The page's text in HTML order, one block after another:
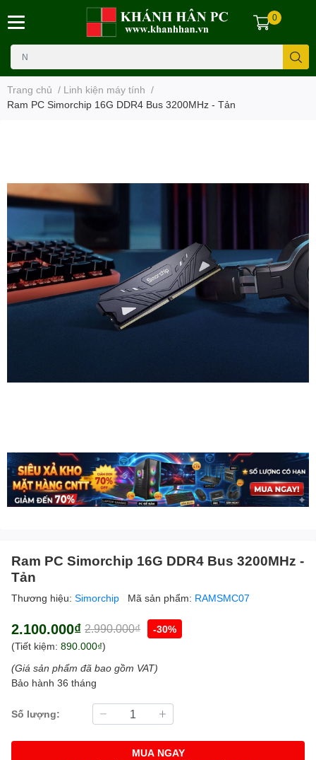
0
Trang chủ / Linh kiện máy tính /
Ram PC Simorchip 16G DDR4 Bus 3200MHz - Tản
Ram PC Simorchip 16G DDR4 Bus 3200MHz -
Tản
Thương hiệu: Simorchip Mã sản phẩm: RAMSMC07
2.100.000₫ 2.990.000₫
-30%
(Tiết kiệm: 890.000₫)
(Giá sản phẩm đã bao gồm VAT)
Bảo hành 36 tháng
Số lượng:
MUA NGAY